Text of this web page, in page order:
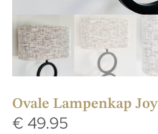
Ovale Lampenkap Joy
€ 49.95